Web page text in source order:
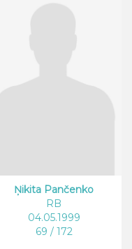
Ņikita Pančenko
RB
04.05.1999
69 / 172